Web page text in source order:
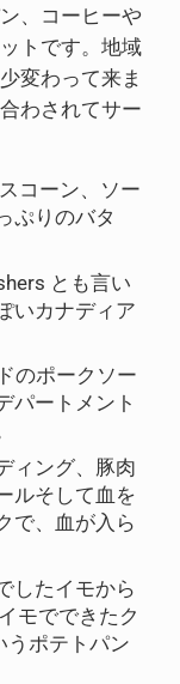
、コーヒーや
トです。地域
変わって来ま
わされてサー
コーン、ソー
ぷりのバタ
とも言い
いカナディア
のポークソー
パートメント
ィング、豚肉
ルそして血を
で、血が入ら
したイモから
モでできたク
うポテトパン